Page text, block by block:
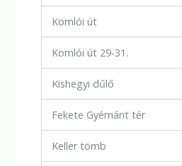
Komlói út
Komlói út 29-31.
Kishegyi dűlő
Fekete Gyémánt tér
Keller tömb